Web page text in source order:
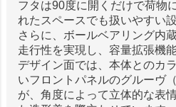
フタは90度に開くだけで荷物
れたスペースでも扱いやすい
さらに、ボールベアリング内
走行性を実現し、容量拡張機
デザイン面では、本体とのカ
いフロントパネルのグルーヴ
が、角度によって立体的な表